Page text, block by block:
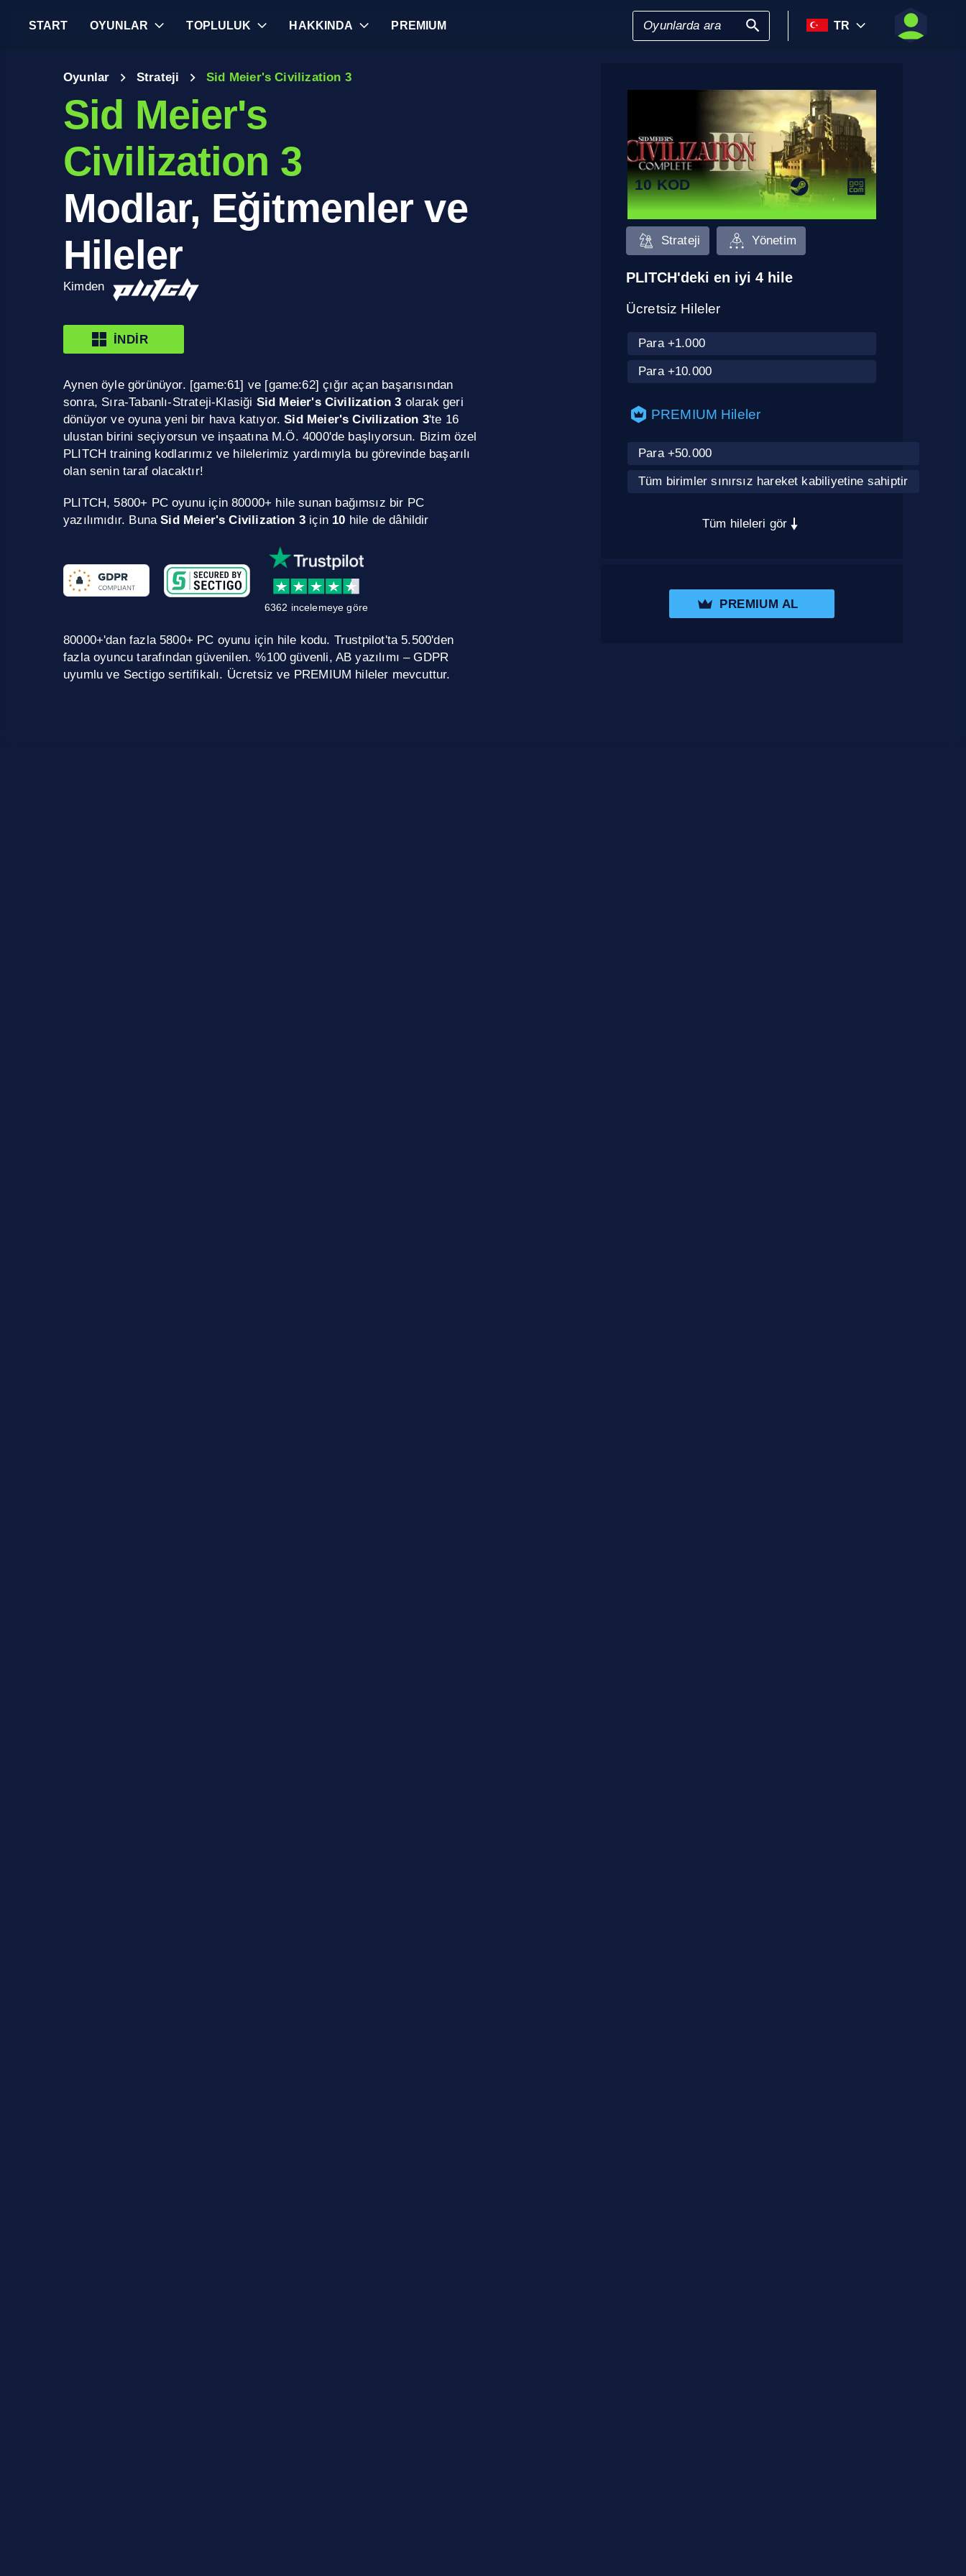
START OYUNLAR TOPLULUK HAKKINDA PREMIUM TR
Oyunlar Strateji Sid Meier's Civilization 3
Sid Meier's
Civilization 3
Modlar, Eğitmenler ve
Hileler
Kimden
İNDIR
Aynen öyle görünüyor. [game:61] ve [game:62] çığır açan başarısından
sonra, Sıra-Tabanlı-Strateji-Klasiği Sid Meier's Civilization 3 olarak geri
dönüyor ve oyuna yeni bir hava katıyor.Sid Meier's Civilization 3'te 16
ulustan birini seçiyorsun ve inşaatına M.Ö. 4000'de başlıyorsun. Bizim özel
PLITCH training kodlarımız ve hilelerimiz yardımıyla bu görevinde başarılı
olan senin taraf olacaktır!
PLITCH, 5800+ PC oyunu için 80000+ hile sunan bağımsız bir PC
yazılımıdır. BunaSid Meier's Civilization 3 için 10 hile de dâhildir
6362 incelemeye göre
80000+'dan fazla 5800+ PC oyunu için hile kodu. Trustpilot'ta 5.500'den
fazla oyuncu tarafından güvenilen. %100 güvenli, AB yazılımı – GDPR
uyumlu ve Sectigo sertifikalı. Ücretsiz ve PREMIUM hileler mevcuttur.
10 KOD
Strateji Yönetim
PLITCH'deki en iyi 4 hile
Ücretsiz Hileler
Para +1.000
Para +10.000
PREMIUM Hileler
Para +50.000
Tüm birimler sınırsız hareket kabiliyetine sahiptir
Tüm hileleri gör
PREMIUM AL